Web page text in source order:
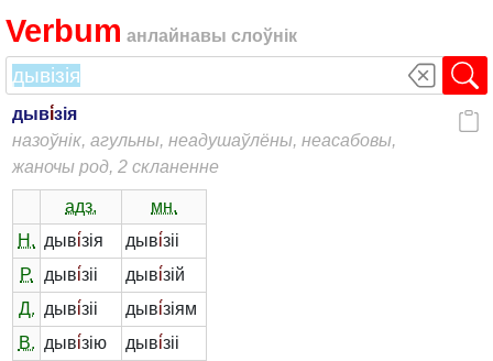
Verbum анлайнавы слоўнік
дыві́зія
назоўнік, агульны, неадушаўлёны, неасабовы,
жаночы род, 2 скланенне
адз.
мн.
Н. дыві́зія дыві́зіі
Р.
дыві́зіі дыві́зій
Д. дыві́зіі дыві́зіям
В. дыві́зію дыві́зіі